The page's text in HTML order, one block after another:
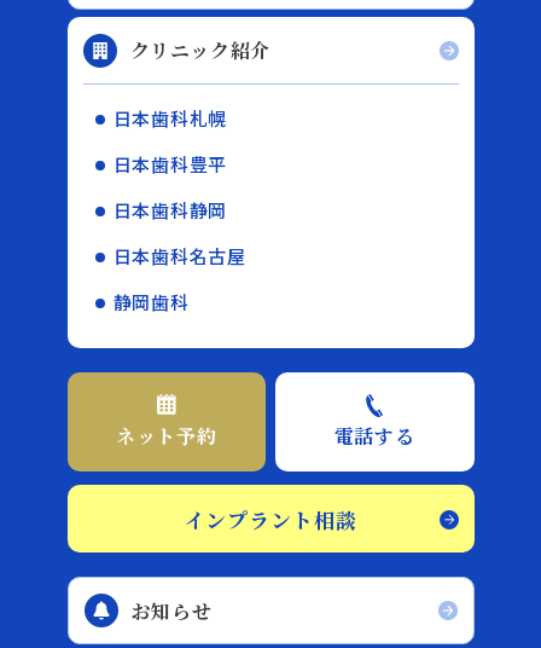
クリニック紹介
日本歯科札幌
日本歯科豊平
日本歯科静岡
日本歯科名古屋
静岡歯科
ネット予約 電話する
インプラント相談
お知らせ